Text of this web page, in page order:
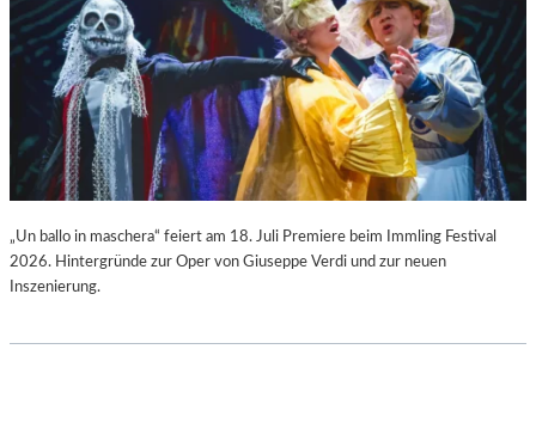
„Un ballo in maschera“ feiert am 18. Juli Premiere beim Immling Festival
2026. Hintergründe zur Oper von Giuseppe Verdi und zur neuen
Inszenierung.